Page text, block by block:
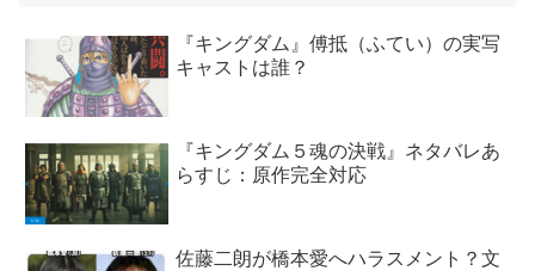
『キングダム』傅抵（ふてい）の実写
キャストは誰？
『キングダム５魂の決戦』ネタバレあ
らすじ：原作完全対応
佐藤二朗が橋本愛へハラスメント？文